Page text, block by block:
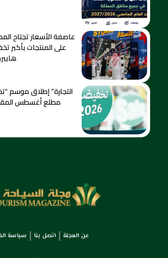
على المنتجات بأكبر
مطلع أغسطس
عن المجلة اتصل بنا سياسة